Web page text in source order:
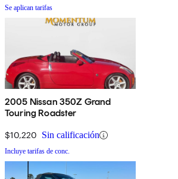
Se aplican tarifas
2005 Nissan 350Z Grand
Touring Roadster
$10,220 Sin calificación
Incluye tarifas de conc.